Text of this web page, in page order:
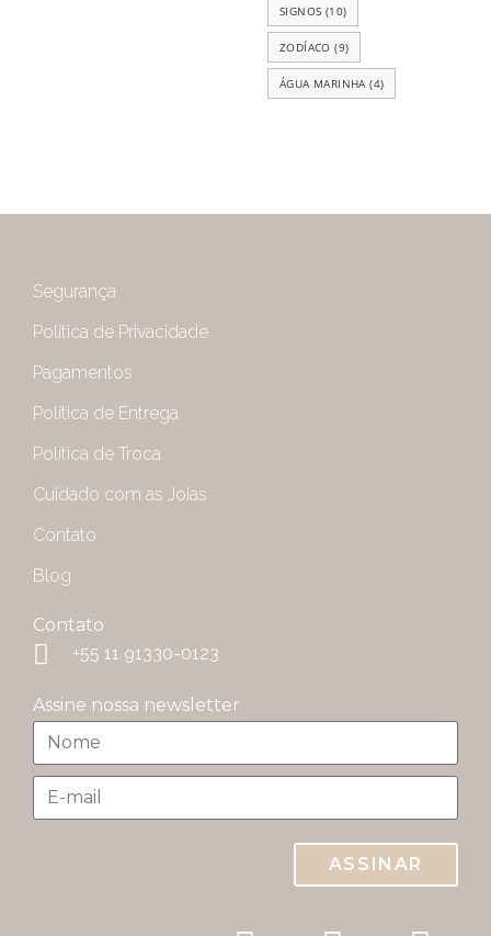
SIGNOS (10)
ZODÍACO (9)
ÁGUA MARINHA (4)
Segurança
Política de Privacidade
Pagamentos
Política de Entrega
Política de Troca
Cuidado com as Joias
Contato
Blog
Contato
+55 11 91330-0123
Assine nossa newsletter
ASSINAR